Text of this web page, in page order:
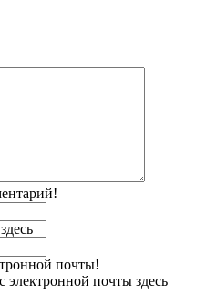
почты!
электронной почты здесь